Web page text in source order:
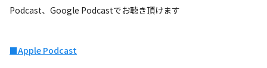
Podcast、Google Podcastでお聴き頂けます
■Apple Podcast